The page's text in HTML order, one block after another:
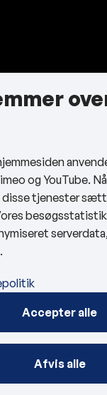
og YouTube.
disse tjenester
Accepter alle
Afvis alle